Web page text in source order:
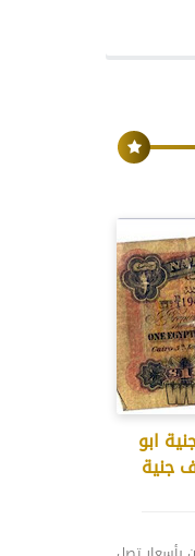
ابو